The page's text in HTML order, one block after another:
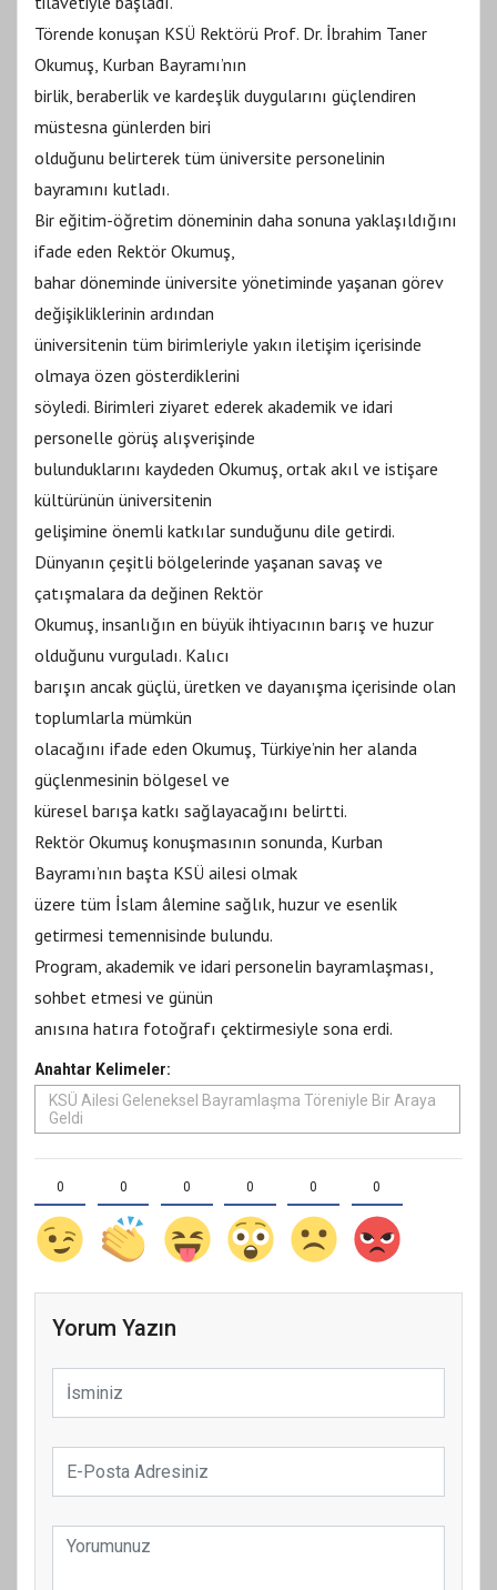
Törende konuşan KSÜ Rektörü Prof. Dr. İbrahim Taner
Okumuş, Kurban Bayramı’nın
birlik, beraberlik ve kardeşlik duygularını güçlendiren
müstesna günlerden biri
olduğunu belirterek tüm üniversite personelinin
bayramını kutladı.
Bir eğitim-öğretim döneminin daha sonuna yaklaşıldığını
ifade eden Rektör Okumuş,
bahar döneminde üniversite yönetiminde yaşanan görev
değişikliklerinin ardından
üniversitenin tüm birimleriyle yakın iletişim içerisinde
olmaya özen gösterdiklerini
söyledi. Birimleri ziyaret ederek akademik ve idari
personelle görüş alışverişinde
bulunduklarını kaydeden Okumuş, ortak akıl ve istişare
kültürünün üniversitenin
gelişimine önemli katkılar sunduğunu dile getirdi.
Dünyanın çeşitli bölgelerinde yaşanan savaş ve
çatışmalara da değinen Rektör
Okumuş, insanlığın en büyük ihtiyacının barış ve huzur
olduğunu vurguladı. Kalıcı
barışın ancak güçlü, üretken ve dayanışma içerisinde olan
toplumlarla mümkün
olacağını ifade eden Okumuş, Türkiye’nin her alanda
güçlenmesinin bölgesel ve
küresel barışa katkı sağlayacağını belirtti.
Rektör Okumuş konuşmasının sonunda, Kurban
Bayramı’nın başta KSÜ ailesi olmak
üzere tüm İslam âlemine sağlık, huzur ve esenlik
getirmesi temennisinde bulundu.
Program, akademik ve idari personelin bayramlaşması,
sohbet etmesi ve günün
anısına hatıra fotoğrafı çektirmesiyle sona erdi.
Anahtar Kelimeler:
KSÜ Ailesi Geleneksel Bayramlaşma Töreniyle Bir Araya
Geldi
0 0 0 0 0 0
Yorum Yazın